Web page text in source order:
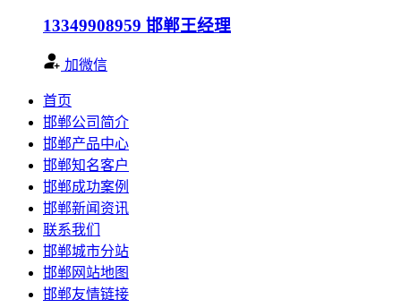
13349908959 邯郸王经理
加微信
首页
邯郸公司简介
邯郸产品中心
邯郸知名客户
邯郸成功案例
邯郸新闻资讯
联系我们
邯郸城市分站
邯郸网站地图
邯郸友情链接